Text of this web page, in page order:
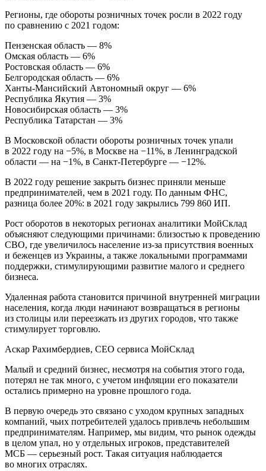
Регионы, где обороты розничных точек росли в 2022 году
по сравнению с 2021 годом:
Пензенская область — 8%
Омская область — 6%
Ростовская область — 6%
Белгородская область — 6%
Ханты-Мансийский Автономный округ — 6%
Республика Якутия — 3%
Новосибирская область — 3%
Республика Татарстан — 3%
В Московской области обороты розничных точек упали
в 2022 году на −5%, в Москве на −11%, в Ленинградской
области — на −1%, в Санкт-Петербурге — −12%.
В 2022 году решение закрыть бизнес приняли меньше
предпринимателей, чем в 2021 году. По данным ФНС,
разница более 20%: в 2021 году закрылись 799 860 ИП.
Рост оборотов в некоторых регионах аналитики МойСклад
объясняют следующими причинами: близостью к проведению
СВО, где увеличилось население из-за присутствия военных
и беженцев из Украины, а также локальными программами
поддержки, стимулирующими развитие малого и среднего
бизнеса.
Удаленная работа становится причиной внутренней миграции
населения, когда люди начинают возвращаться в регионы
из столицы или переезжать из других городов, что также
стимулирует торговлю.
Аскар Рахимбердиев, CEO сервиса МойСклад
Малый и средний бизнес, несмотря на события этого года,
потерял не так много, с учетом инфляции его показатели
остались примерно на уровне прошлого года.
В первую очередь это связано с уходом крупных западных
компаний, чьих потребителей удалось привлечь небольшим
предпринимателям. Например, мы видим, что рынок одежды
в целом упал, но у отдельных игроков, представителей
МСБ — серьезный рост. Такая ситуация наблюдается
во многих отраслях.